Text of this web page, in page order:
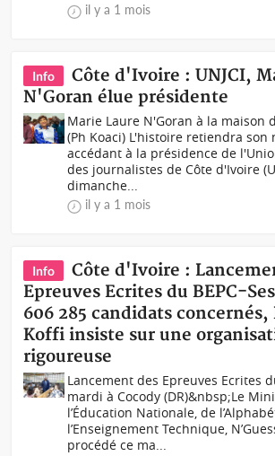
il y a 1 mois
Info
Côte d'Ivoire : UNJCI,
N'Goran élue présidente
Marie Laure N'Goran à la maison
(Ph Koaci) L'histoire retiendra son
accédant à la présidence de
des journalistes de Côte d'Ivoire
dimanche...
il y a 1 mois
Info
Côte d'Ivoire :
Epreuves Ecrites du BEPC-
606 285 candidats concernés,
Koffi insiste sur une
rigoureuse
Lancement des Epreuves Ecrites
mardi à Cocody (DR)&nbsp;Le
l’Éducation Nationale, de
l’Enseignement Technique,
procédé ce ma...